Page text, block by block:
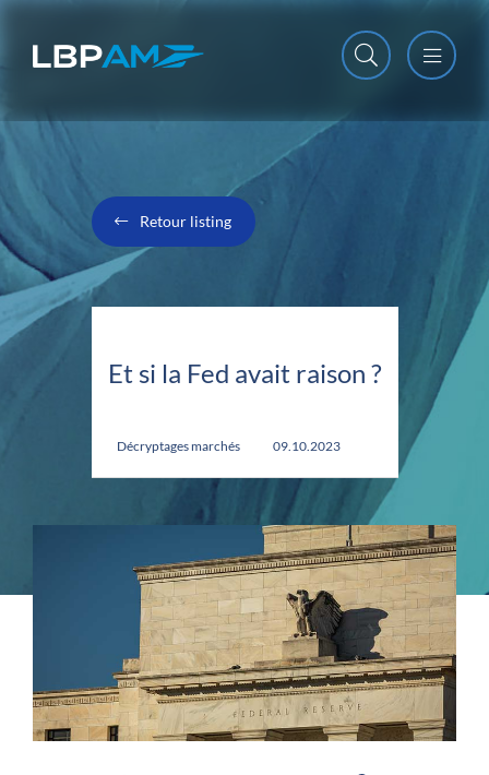
Open
Close
Retour listing
Et si la Fed avait raison ?
Décryptages marchés 09.10.2023